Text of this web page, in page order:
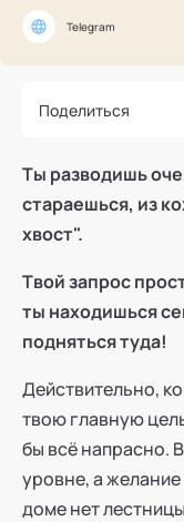
Telegram
Поделиться
Ты разводишь
стараешься, из
хвост".
Твой запрос
ты находишься
подняться туда!
Действительно,
твою главную
бы всё напрасно.
уровне, а желание
доме нет
Поддержка
Режим работы и тп